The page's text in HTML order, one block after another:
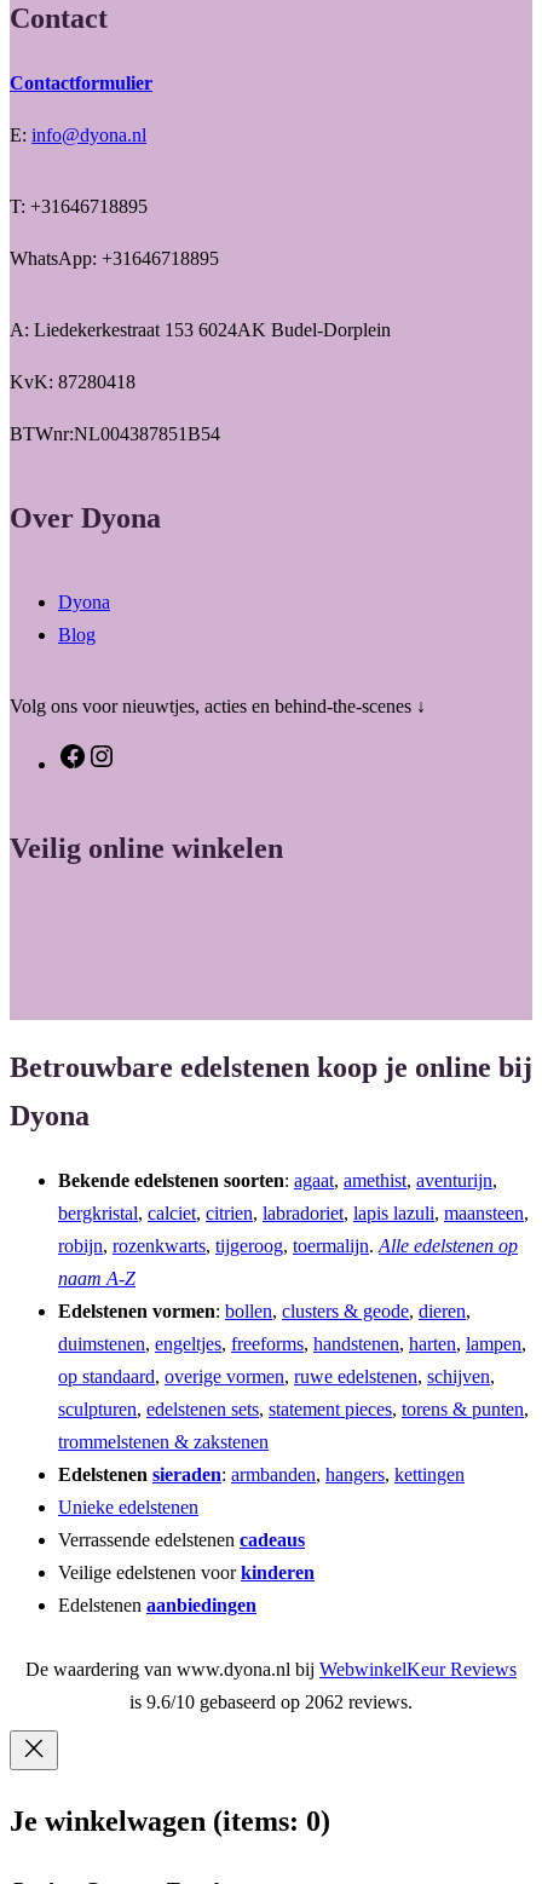
Contact
Contactformulier
E: info@dyona.nl
T: +31646718895
WhatsApp: +31646718895
A: Liedekerkestraat 153 6024AK Budel-Dorplein
KvK: 87280418
BTWnr:NL004387851B54
Over Dyona
Dyona
Blog
Volg ons voor nieuwtjes, acties en behind-the-scenes ↓
F
e
t
m
Veilig online winkelen
Betrouwbare edelstenen koop je online bij
Dyona
Bekende edelstenen soorten: agaat, amethist, aventurijn,
bergkristal, calciet, citrien, labradoriet, lapis lazuli, maansteen,
robijn, rozenkwarts, tijgeroog, toermalijn. Alle edelstenen op
naam A-Z
Edelstenen vormen: bollen, clusters & geode, dieren,
duimstenen, engeltjes, freeforms, handstenen, harten, lampen,
op standaard, overige vormen, ruwe edelstenen, schijven,
sculpturen, edelstenen sets, statement pieces, torens & punten,
trommelstenen & zakstenen
Edelstenen sieraden: armbanden, hangers, kettingen
Unieke edelstenen
Verrassende edelstenen cadeaus
Veilige edelstenen voorkinderen
Edelstenen aanbiedingen
De waardering van www.dyona.nl bij WebwinkelKeur Reviews
is 9.6/10 gebaseerd op 2062 reviews.
Je winkelwagen (items: 0)